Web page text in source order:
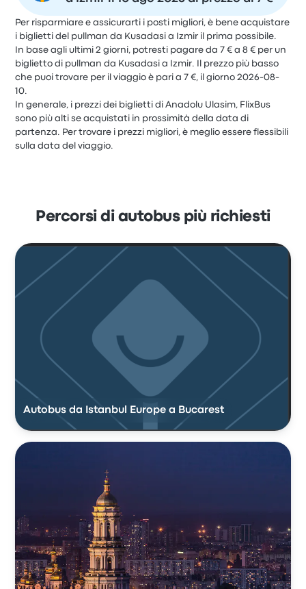
Per risparmiare e assicurarti i posti migliori, è bene acquistare
i biglietti del pullman da Kusadasi a Izmir il prima possibile.
In base agli ultimi 2 giorni, potresti pagare da 7 € a 8 € per un
biglietto di pullman da Kusadasi a Izmir. Il prezzo più basso
che puoi trovare per il viaggio è pari a 7 €, il giorno 2026-08-
10.
In generale, i prezzi dei biglietti di Anadolu Ulasim, FlixBus
sono più alti se acquistati in prossimità della data di
partenza. Per trovare i prezzi migliori, è meglio essere flessibili
sulla data del viaggio.
Percorsi di autobus più richiesti
Autobus da Istanbul Europe a Bucarest